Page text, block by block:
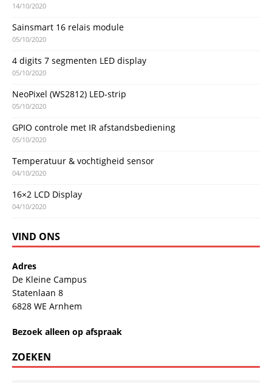
14/10/2020
Sainsmart 16 relais module
05/10/2020
4 digits 7 segmenten LED display
05/10/2020
NeoPixel (WS2812) LED-strip
05/10/2020
GPIO controle met IR afstandsbediening
05/10/2020
Temperatuur & vochtigheid sensor
04/10/2020
16×2 LCD Display
04/10/2020
VIND ONS
Adres
De Kleine Campus
Statenlaan 8
6828 WE Arnhem
Bezoek alleen op afspraak
ZOEKEN